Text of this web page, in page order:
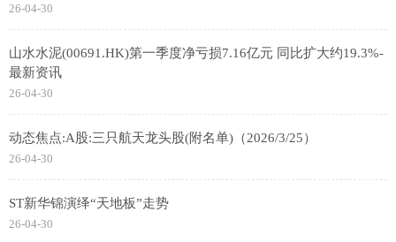
26-04-30
山水水泥(00691.HK)第一季度净亏损7.16亿元 同比扩大约19.3%-
最新资讯
26-04-30
动态焦点:A股:三只航天龙头股(附名单)（2026/3/25）
26-04-30
ST新华锦演绎“天地板”走势
26-04-30